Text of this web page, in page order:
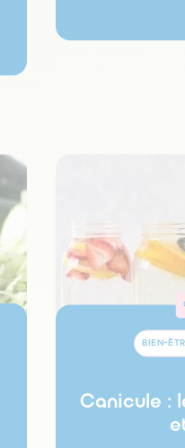
BIEN-
Canicule :